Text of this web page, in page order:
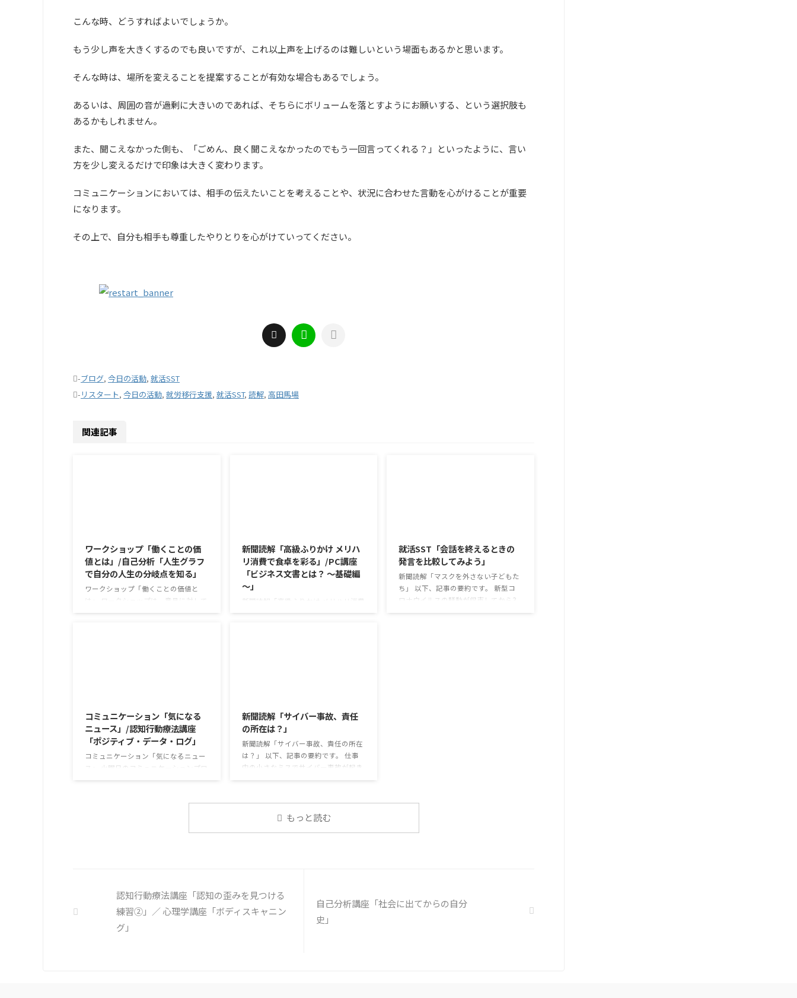
こんな時、どうすればよいでしょうか。
もう少し声を大きくするのでも良いですが、これ以上声を上げるのは難しいという場面もあるかと思います。
そんな時は、場所を変えることを提案することが有効な場合もあるでしょう。
あるいは、周囲の音が過剰に大きいのであれば、そちらにボリュームを落とすようにお願いする、という選択肢も
あるかもしれません。
また、聞こえなかった側も、「ごめん、良く聞こえなかったのでもう一回言ってくれる？」といったように、言い
方を少し変えるだけで印象は大きく変わります。
コミュニケーションにおいては、相手の伝えたいことを考えることや、状況に合わせた言動を心がけることが重要
になります。
その上で、自分も相手も尊重したやりとりを心がけていってください。
-ブログ, 今日の活動, 就活SST
- リスタート, 今日の活動, 就労移行支援, 就活SST, 読解, 高田馬場
関連記事
ワークショップ「働くことの価
値とは」/自己分析「人生グラフ
で自分の人生の分岐点を知る」
ワークショップ「働くことの価値と
は」 ワークショップは、意見に対して
ますよ。 今回のテーマは「働くことの
価値とは」です。 働くことの価値とは
なんなのでしょうか。 もちろん、お金
を稼ぐことも重要な働くこと ...
新聞読解「高級ふりかけ メリハ
リ消費で食卓を彩る」/PC講座
「ビジネス文書とは？ ～基礎編
～」
新聞読解「高級ふりかけ メリハリ消費
りかけと変わらず栄養も取れるのでは
ふりかけのように小さな喜びを得て、
精神的なケアをすることも重要 支出を
減らすも ...
就活SST「会話を終えるときの
発言を比較してみよう」
新聞読解「マスクを外さない子どもた
ち」 以下、記事の要約です。 新型コ
ロナウイルスの騒動が収束してから3
コミュニケーション「気になる
ニュース」/認知行動療法講座
「ポジティブ・データ・ログ」
コミュニケーション「気になるニュー
ス」 火曜日のコミュニケーションプロ
ていく中で必要なコミュニケーション
ースについて発表して頂きました。
色々なニュースについて興味を持って
いると雑談しやすいですよね ...
新聞読解「サイバー事故、責任
の所在は？」
新聞読解「サイバー事故、責任の所在
は？」 以下、記事の要約です。 仕事
中の小さなミスでサイバー事故が起き
従業員側に懲戒処分を行っている。 利
用者さんの意見 サイバー事故は手口
トラブル案件 ...
もっと読む
認知行動療法講座「認知の歪みを見つける
練習②」／ 心理学講座「ボディスキャニン
グ」
自己分析講座「社会に出てからの自分
史」